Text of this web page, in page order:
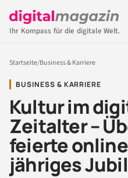
Ihr Kompass für die digitale Welt.
Startseite/Business & Karriere
BUSINESS & KARRIERE
Kultur im
Zeitalter –
feierte
jähriges